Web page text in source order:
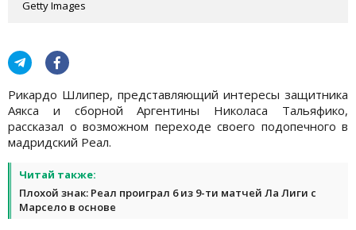
Getty Images
Рикардо Шлипер, представляющий интересы защитника
Аякса и сборной Аргентины Николаса Тальяфико,
рассказал о возможном переходе своего подопечного в
мадридский Реал.
Читай также:
Плохой знак: Реал проиграл 6 из 9-ти матчей Ла Лиги с
Марсело в основе